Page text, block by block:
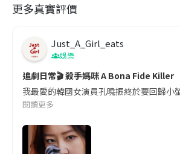
更多真實評價
Just_A_Girl_eats
娛樂
追劇日常🎬 殺手媽咪 A Bona Fide Killer
我最愛的韓國女演員孔曉振終於要回歸
閱讀更多